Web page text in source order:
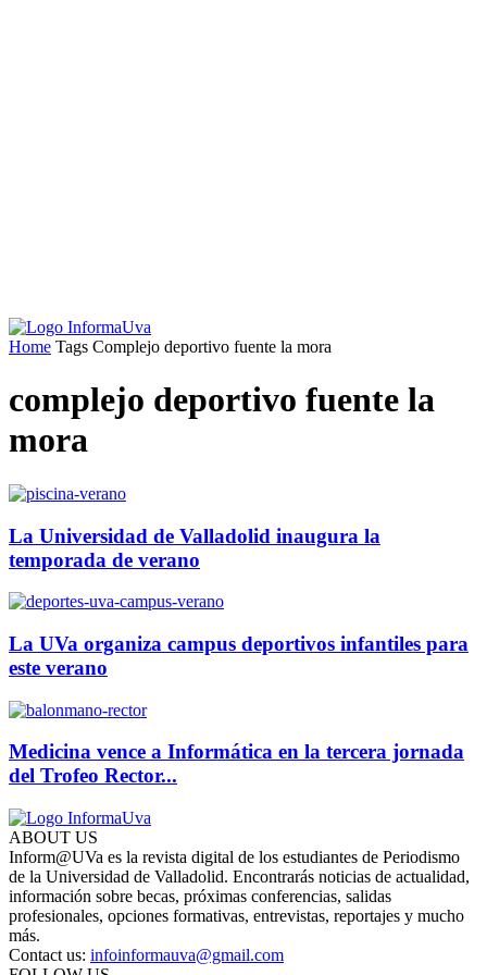
Home Tags Complejo deportivo fuente la mora
complejo deportivo fuente la
mora
La Universidad de Valladolid inaugura la
temporada de verano
La UVa organiza campus deportivos infantiles para
este verano
Medicina vence a Informática en la tercera jornada
del Trofeo Rector...
ABOUT US
Inform@UVa es la revista digital de los estudiantes de Periodismo
de la Universidad de Valladolid. Encontrarás noticias de actualidad,
información sobre becas, próximas conferencias, salidas
profesionales, opciones formativas, entrevistas, reportajes y mucho
más.
Contact us: infoinformauva@gmail.com